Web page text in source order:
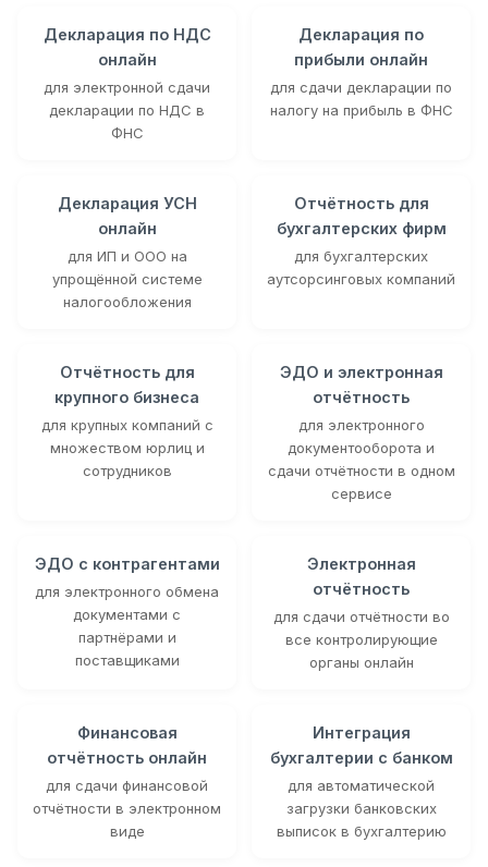
Декларация по НДС
онлайн
для электронной сдачи
декларации по НДС в
ФНС
Декларация по
прибыли онлайн
для сдачи декларации по
налогу на прибыль в ФНС
Декларация УСН
онлайн
для ИП и ООО на
упрощённой системе
налогообложения
Отчётность для
бухгалтерских фирм
для бухгалтерских
аутсорсинговых компаний
Отчётность для
крупного бизнеса
для крупных компаний с
множеством юрлиц и
сотрудников
ЭДО и электронная
отчётность
для электронного
документооборота и
сдачи отчётности в одном
сервисе
ЭДО с контрагентами
для электронного обмена
документами с
партнёрами и
поставщиками
Электронная
отчётность
для сдачи отчётности во
все контролирующие
органы онлайн
Финансовая
отчётность онлайн
для сдачи финансовой
отчётности в электронном
виде
Интеграция
бухгалтерии с банком
для автоматической
загрузки банковских
выписок в бухгалтерию